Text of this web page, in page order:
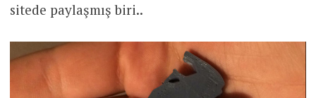
sitede paylaşmış biri..